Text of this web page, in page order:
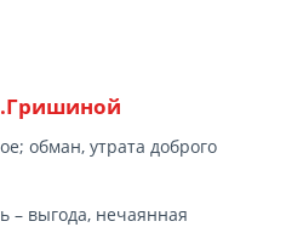
обман, утрата доброго
– выгода, нечаянная